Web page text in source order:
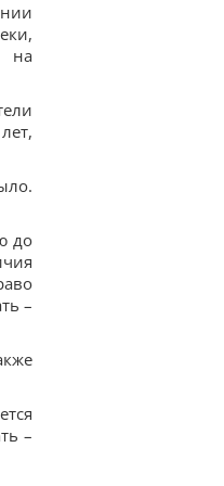
на
до
–
–